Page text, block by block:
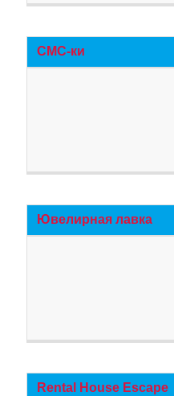
СМС-ки
Ювелирная лавка
Rental House Escape